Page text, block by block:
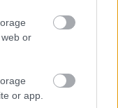
or
or app.
estre készül
előestéjén